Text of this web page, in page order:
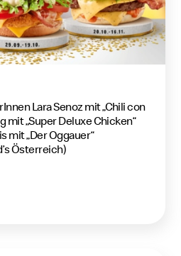
Lara Senoz mit „Chili con
mit „Super Deluxe Chicken“
mit „Der Oggauer“
Österreich)